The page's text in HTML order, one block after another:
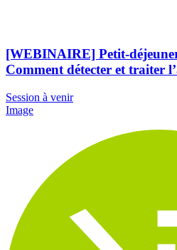
[WEBINAIRE] Petit-
Comment détecter et traiter
Session à venir
Image